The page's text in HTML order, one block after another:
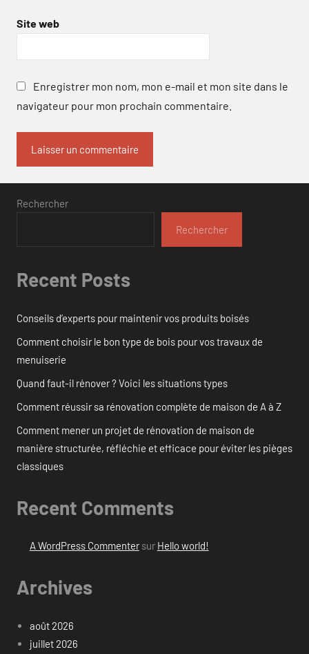
Site web
Enregistrer mon nom, mon e-mail et mon site dans le
navigateur pour mon prochain commentaire.
Rechercher
Rechercher
Recent Posts
Conseils d’experts pour maintenir vos produits boisés
Comment choisir le bon type de bois pour vos travaux de
menuiserie
Quand faut-il rénover ? Voici les situations types
Comment réussir sa rénovation complète de maison de A à Z
Comment mener un projet de rénovation de maison de
manière structurée, réfléchie et efficace pour éviter les pièges
classiques
Recent Comments
A WordPress Commentersur Hello world!
Archives
août 2026
juillet 2026